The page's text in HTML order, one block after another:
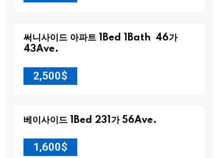
써니사이드 아파트 1Bed 1Bath 46가
43Ave.
2,500$
베이사이드 1Bed 231가 56Ave.
1,600$